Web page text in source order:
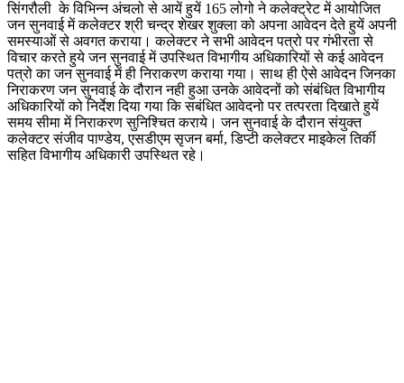
सिंगरौली के विभिन्न अंचलो से आयें हुयें 165 लोगो ने कलेक्ट्रेट में आयोजित
जन सुनवाई में कलेक्टर श्री चन्द्र शेखर शुक्ला को अपना आवेदन देते हुयें अपनी
समस्याओं से अवगत कराया। कलेक्टर ने सभी आवेदन पत्रो पर गंभीरता से
विचार करते हुये जन सुनवाई में उपस्थित विभागीय अधिकारियों से कई आवेदन
पत्रो का जन सुनवाई में ही निराकरण कराया गया। साथ ही ऐसे आवेदन जिनका
निराकरण जन सुनवाई के दौरान नही हुआ उनके आवेदनों को संबंधित विभागीय
अधिकारियों को निर्देश दिया गया कि सबंधित आवेदनो पर तत्परता दिखाते हुयें
समय सीमा में निराकरण सुनिश्चित कराये। जन सुनवाई के दौरान संयुक्त
कलेक्टर संजीव पाण्डेय, एसडीएम सृजन बर्मा, डिप्टी कलेक्टर माइकेल तिर्की
सहित विभागीय अधिकारी उपस्थित रहे।